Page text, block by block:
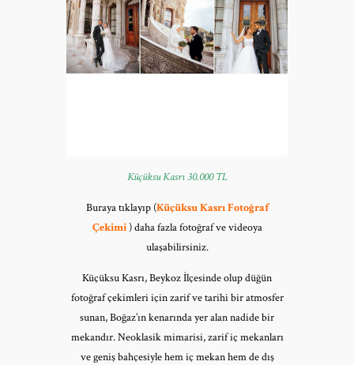
Küçüksu Kasrı 30.000 TL
Buraya tıklayıp (Küçüksu Kasrı Fotoğraf
Çekimi) daha fazla fotoğraf ve videoya
ulaşabilirsiniz.
Küçüksu Kasrı, Beykoz İlçesinde olup düğün
fotoğraf çekimleri için zarif ve tarihi bir atmosfer
sunan, Boğaz’ın kenarında yer alan nadide bir
mekandır. Neoklasik mimarisi, zarif iç mekanları
ve geniş bahçesiyle hem iç mekan hem de dış